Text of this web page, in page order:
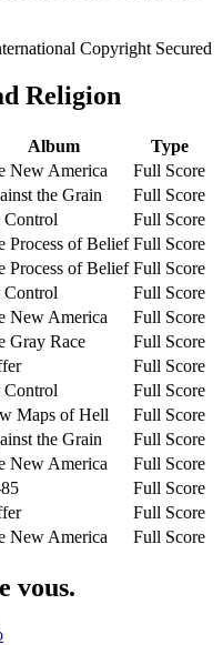
Copyright Secured
Religion
Album
Type
New America
Full Score
the Grain
Full Score
Control
Full Score
Process of Belief Full Score
Process of Belief Full Score
Control
Full Score
New America
Full Score
Gray Race
Full Score
Full Score
Control
Full Score
Maps of Hell
Full Score
the Grain
Full Score
New America
Full Score
Full Score
Full Score
New America Full Score
vous.